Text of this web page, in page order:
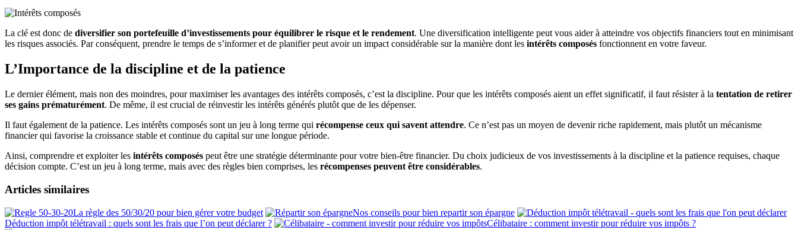
La clé est donc de diversifier son portefeuille d’investissements pour équilibrer le risque et le rendement. Une diversification intelligente peut vous aider à atteindre vos objectifs financiers tout en minimisant
les risques associés. Par conséquent, prendre le temps de s’informer et de planifier peut avoir un impact considérable sur la manière dont les intérêts composés fonctionnent en votre faveur.
L’Importance de la discipline et de la patience
Le dernier élément, mais non des moindres, pour maximiser les avantages des intérêts composés, c’est la discipline. Pour que les intérêts composés aient un effet significatif, il faut résister à la tentation de retirer
ses gains prématurément. De même, il est crucial de réinvestir les intérêts générés plutôt que de les dépenser.
Il faut également de la patience. Les intérêts composés sont un jeu à long terme qui récompense ceux qui savent attendre. Ce n’est pas un moyen de devenir riche rapidement, mais plutôt un mécanisme
financier qui favorise la croissance stable et continue du capital sur une longue période.
Ainsi, comprendre et exploiter les intérêts composés peut être une stratégie déterminante pour votre bien-être financier. Du choix judicieux de vos investissements à la discipline et la patience requises, chaque
décision compte. C’est un jeu à long terme, mais avec des règles bien comprises, les récompenses peuvent être considérables.
Articles similaires
La règle des 50/30/20 pour bien gérer votre budget
Nos conseils pour bien repartir son épargne
Déduction impôt télétravail : quels sont les frais que l’on peut déclarer ?
Célibataire : comment investir pour réduire vos impôts ?